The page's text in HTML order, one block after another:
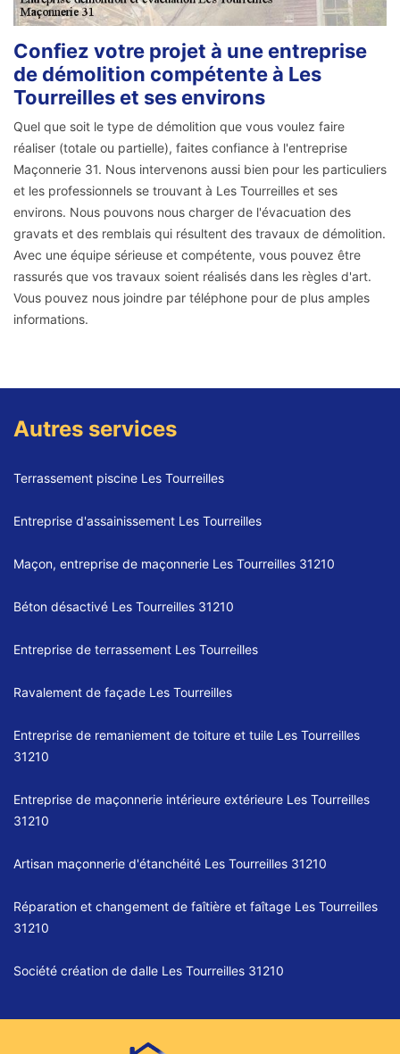
Confiez votre projet à une entreprise
de démolition compétente à Les
Tourreilles et ses environs
Quel que soit le type de démolition que vous voulez faire
réaliser (totale ou partielle), faites confiance à l'entreprise
Maçonnerie 31. Nous intervenons aussi bien pour les particuliers
et les professionnels se trouvant à Les Tourreilles et ses
environs. Nous pouvons nous charger de l'évacuation des
gravats et des remblais qui résultent des travaux de démolition.
Avec une équipe sérieuse et compétente, vous pouvez être
rassurés que vos travaux soient réalisés dans les règles d'art.
Vous pouvez nous joindre par téléphone pour de plus amples
informations.
Autres services
Terrassement piscine Les Tourreilles
Entreprise d'assainissement Les Tourreilles
Maçon, entreprise de maçonnerie Les Tourreilles 31210
Béton désactivé Les Tourreilles 31210
Entreprise de terrassement Les Tourreilles
Ravalement de façade Les Tourreilles
Entreprise de remaniement de toiture et tuile Les Tourreilles
31210
Entreprise de maçonnerie intérieure extérieure Les Tourreilles
31210
Artisan maçonnerie d'étanchéité Les Tourreilles 31210
Réparation et changement de faîtière et faîtage Les Tourreilles
31210
Société création de dalle Les Tourreilles 31210